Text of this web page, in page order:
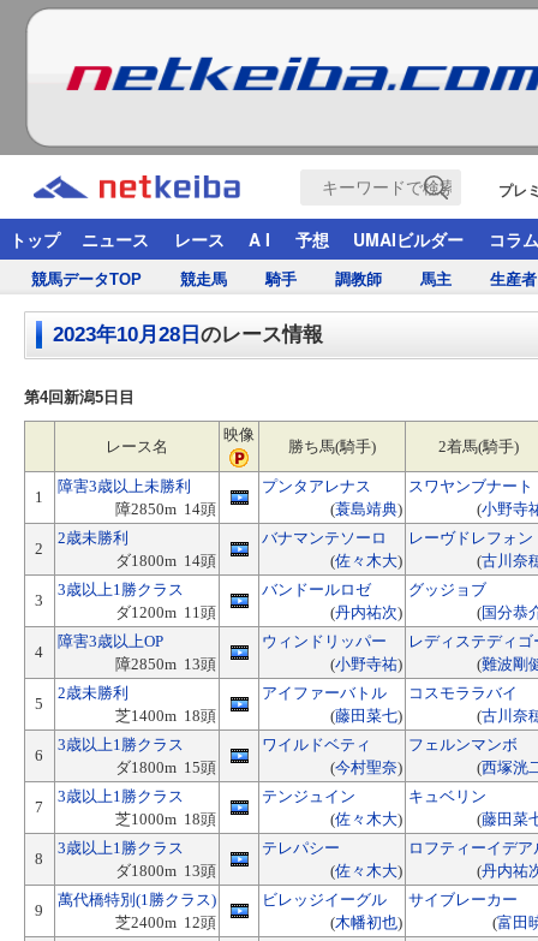
プレ
トップ ニュース レース A I 予想 UMAIビルダー コラム
競馬データTOP 競走馬 騎手 調教師 馬主 生産者
2023年10月28日 のレース情報
第4回新潟5日目
レース名
映像
勝ち馬(騎手) 2着馬(騎手)
1
障害3歳以上未勝利
障2850m 14頭
プンタアレナス
(蓑島靖典)
スワヤンブナート
(小野寺
2
2歳未勝利
ダ1800m 14頭
バナマンテソーロ
(佐々木大)
レーヴドレフォン
(古川奈
3
3歳以上1勝クラス
ダ1200m 11頭
バンドールロゼ
(丹内祐次)
グッジョブ
(国分恭
4
障害3歳以上OP
障2850m 13頭
ウィンドリッパー
(小野寺祐)
レディステディゴ
(難波剛
5
2歳未勝利
芝1400m 18頭
アイファーバトル
(藤田菜七)
コスモララバイ
(古川奈
6
3歳以上1勝クラス
ダ1800m 15頭
ワイルドベティ
(今村聖奈)
フェルンマンボ
(西塚洸
7
3歳以上1勝クラス
芝1000m 18頭
テンジュイン
(佐々木大)
キュベリン
(藤田菜
8
3歳以上1勝クラス
ダ1800m 13頭
テレパシー
(佐々木大)
ロフティーイデア
(丹内祐
9
萬代橋特別(1勝クラス)
芝2400m 12頭
ビレッジイーグル
(木幡初也)
サイブレーカー
(富田